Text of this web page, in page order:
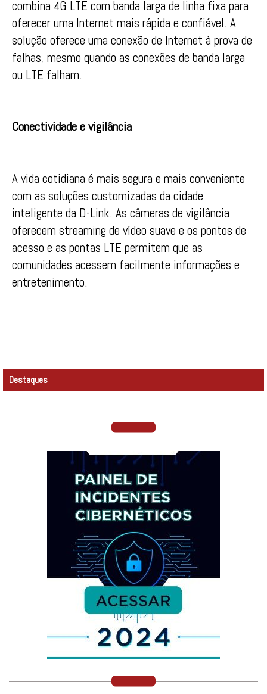
combina 4G LTE com banda larga de linha fixa para
oferecer uma Internet mais rápida e confiável. A
solução oferece uma conexão de Internet à prova de
falhas, mesmo quando as conexões de banda larga
ou LTE falham.
Conectividade e vigilância
A vida cotidiana é mais segura e mais conveniente
com as soluções customizadas da cidade
inteligente da D-Link. As câmeras de vigilância
oferecem streaming de vídeo suave e os pontos de
acesso e as pontas LTE permitem que as
comunidades acessem facilmente informações e
entretenimento.
Destaques